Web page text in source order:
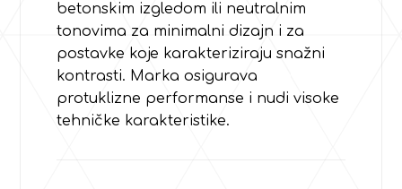
betonskim izgledom ili neutralnim
tonovima za minimalni dizajn i za
postavke koje karakteriziraju snažni
kontrasti. Marka osigurava
protuklizne performanse i nudi visoke
tehničke karakteristike.